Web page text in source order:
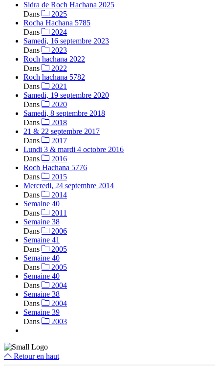
Sidra de Roch Hachana 2025
Dans
2025
Rocha Hachana 5785
Dans
2024
Samedi, 16 septembre 2023
Dans
2023
Roch hachana 2022
Dans
2022
Roch hachana 5782
Dans
2021
Samedi, 19 septembre 2020
Dans
2020
Samedi, 8 septembre 2018
Dans
2018
21 & 22 septembre 2017
Dans
2017
Lundi 3 & mardi 4 octobre 2016
Dans
2016
Roch Hachana 5776
Dans
2015
Mercredi, 24 septembre 2014
Dans
2014
Semaine 40
Dans
2011
Semaine 38
Dans
2006
Semaine 41
Dans
2005
Semaine 40
Dans
2005
Semaine 40
Dans
2004
Semaine 38
Dans
2004
Semaine 39
Dans
2003
Retour en haut